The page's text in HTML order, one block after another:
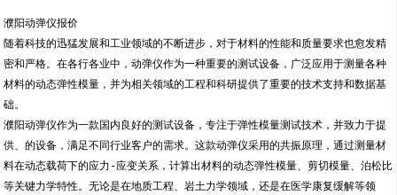
濮阳动弹仪报价
随着科技的迅猛发展和工业领域的不断进步，对于材料的性能和质量要求也愈发精
密和严格。在各行各业中，动弹仪作为一种重要的测试设备，广泛应用于测量各种
材料的动态弹性模量，并为相关领域的工程和科研提供了重要的技术支持和数据基
础。
濮阳动弹仪作为一款国内良好的测试设备，专注于弹性模量测试技术，并致力于提
供、的设备，满足不同行业客户的需求。这款动弹仪采用的共振原理，通过测量材
料在动态载荷下的应力-应变关系，计算出材料的动态弹性模量、剪切模量、泊松比
等关键力学特性。无论是在地质工程、岩土力学领域，还是在医学康复缓解等领